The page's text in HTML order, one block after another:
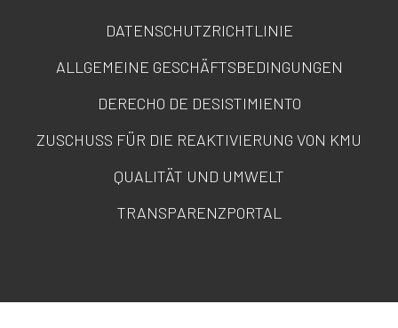
DATENSCHUTZRICHTLINIE
ALLGEMEINE GESCHÄFTSBEDINGUNGEN
DERECHO DE DESISTIMIENTO
ZUSCHUSS FÜR DIE REAKTIVIERUNG VON KMU
QUALITÄT UND UMWELT
TRANSPARENZPORTAL